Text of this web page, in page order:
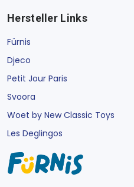
Hersteller Links
Fürnis
Djeco
Petit Jour Paris
Svoora
Woet by New Classic Toys
Les Deglingos